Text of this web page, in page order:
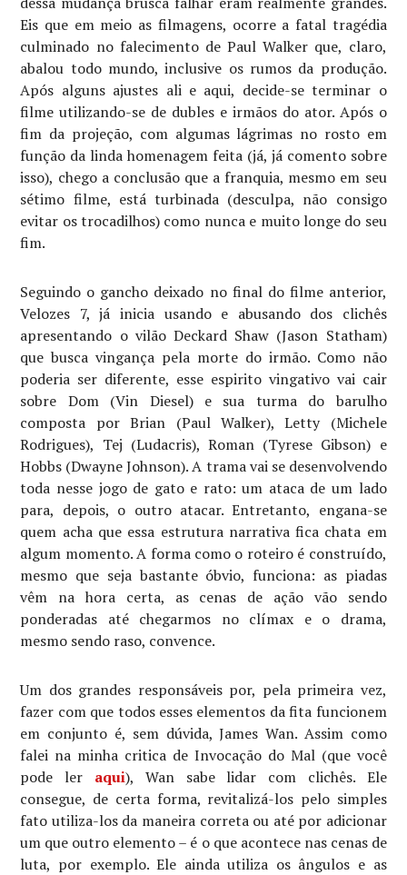
Eis que em meio as filmagens, ocorre a fatal tragédia
culminado no falecimento de Paul Walker que, claro,
abalou todo mundo, inclusive os rumos da produção.
Após alguns ajustes ali e aqui, decide-se terminar o
filme utilizando-se de dubles e irmãos do ator. Após o
fim da projeção, com algumas lágrimas no rosto em
função da linda homenagem feita (já, já comento sobre
isso), chego a conclusão que a franquia, mesmo em seu
sétimo filme, está turbinada (desculpa, não consigo
evitar os trocadilhos) como nunca e muito longe do seu
fim.
Seguindo o gancho deixado no final do filme anterior,
Velozes 7, já inicia usando e abusando dos clichês
apresentando o vilão Deckard Shaw (Jason Statham)
que busca vingança pela morte do irmão. Como não
poderia ser diferente, esse espirito vingativo vai cair
sobre Dom (Vin Diesel) e sua turma do barulho
composta por Brian (Paul Walker), Letty (Michele
Rodrigues), Tej (Ludacris), Roman (Tyrese Gibson) e
Hobbs (Dwayne Johnson). A trama vai se desenvolvendo
toda nesse jogo de gato e rato: um ataca de um lado
para, depois, o outro atacar. Entretanto, engana-se
quem acha que essa estrutura narrativa fica chata em
algum momento. A forma como o roteiro é construído,
mesmo que seja bastante óbvio, funciona: as piadas
vêm na hora certa, as cenas de ação vão sendo
ponderadas até chegarmos no clímax e o drama,
mesmo sendo raso, convence.
Um dos grandes responsáveis por, pela primeira vez,
fazer com que todos esses elementos da fita funcionem
em conjunto é, sem dúvida, James Wan. Assim como
falei na minha critica de Invocação do Mal (que você
pode ler aqui), Wan sabe lidar com clichês. Ele
consegue, de certa forma, revitalizá-los pelo simples
fato utiliza-los da maneira correta ou até por adicionar
um que outro elemento – é o que acontece nas cenas de
luta, por exemplo. Ele ainda utiliza os ângulos e as